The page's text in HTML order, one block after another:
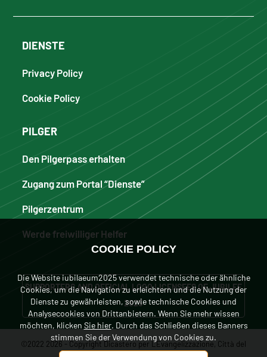
DIENSTE
Privacy Policy
Cookie Policy
PILGER
Den Pilgerpass erhalten
Zugang zum Portal “Dienste”
Pilgerzentrum
Werde freiwilliger Helfer
SUPPORTERS AND OFFICIAL LOGO LICENSEES OF JUBILEE
2025
©2022 2026 - Copyright Dicastero per L'Evangelizzazione, Città del
COOKIE POLICY
Die Website iubilaeum2025 verwendet technische oder ähnliche
Cookies, um die Navigation zu erleichtern und die Nutzung der
Dienste zu gewährleisten, sowie technische Cookies und
Analysecookies von Drittanbietern. Wenn Sie mehr wissen
möchten, klicken Sie hier. Durch das Schließen dieses Banners
stimmen Sie der Verwendung von Cookies zu.